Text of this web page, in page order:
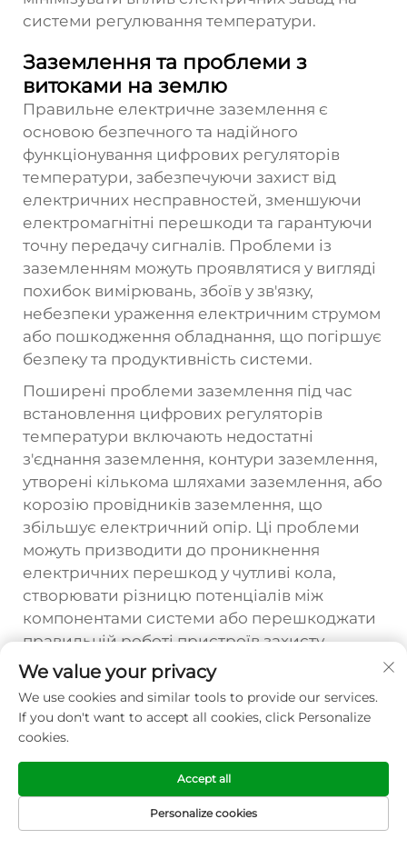
системи регулювання температури.
Заземлення та проблеми з
витоками на землю
Правильне електричне заземлення є
основою безпечного та надійного
функціонування цифрових регуляторів
температури, забезпечуючи захист від
електричних несправностей, зменшуючи
електромагнітні перешкоди та гарантуючи
точну передачу сигналів. Проблеми із
заземленням можуть проявлятися у вигляді
похибок вимірювань, збоїв у зв'язку,
небезпеки ураження електричним струмом
або пошкодження обладнання, що погіршує
безпеку та продуктивність системи.
Поширені проблеми заземлення під час
встановлення цифрових регуляторів
температури включають недостатні
з'єднання заземлення, контури заземлення,
утворені кількома шляхами заземлення, або
корозію провідників заземлення, що
збільшує електричний опір. Ці проблеми
можуть призводити до проникнення
електричних перешкод у чутливі кола,
створювати різницю потенціалів між
компонентами системи або перешкоджати
правильній роботі пристроїв захисту.
Систематичне перевірка та тестування
системи заземлення допомагає виявити
недоліки, які впливають на роботу та
безпеку цифрових регуляторів
температури. Вимірювання опору
заземлення, перевірка цілісності та
візуальний огляд з'єднань заземлення
мають регулярно виконуватися згідно з
ГОЛОВНА
ТОВАРИ
ЕЛЕКТРОННА
ТЕЛ
We value your privacy
We use cookies and similar tools to provide our services.
If you don't want to accept all cookies, click Personalize
cookies.
Personalize cookies
Accept all